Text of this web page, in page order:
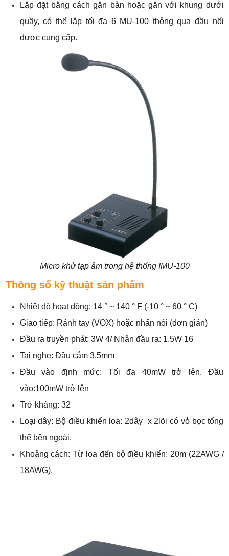
Lắp đặt bằng cách gắn bàn hoặc gắn với khung dưới
quầy, có thể lắp tối đa 6 MU-100 thông qua đầu nối
được cung cấp.
Micro khử tạp âm trong hệ thống IMU-100
Thông số kỹ thuật sản phẩm
Nhiệt độ hoạt động: 14 ° ~ 140 ° F (-10 ° ~ 60 ° C)
Giao tiếp: Rảnh tay (VOX) hoặc nhấn nói (đơn giản)
Đầu ra truyền phát: 3W 4/ Nhận đầu ra: 1.5W 16
Tai nghe: Đầu cắm 3,5mm
Đầu vào định mức: Tối đa 40mW trở lên. Đầu
vào:100mW trở lên
Trở kháng: 32
Loại dây: Bộ điều khiển loa: 2dây x 2lõi có vỏ bọc tổng
thể bên ngoài.
Khoảng cách: Từ loa đến bộ điều khiển: 20m (22AWG /
18AWG).